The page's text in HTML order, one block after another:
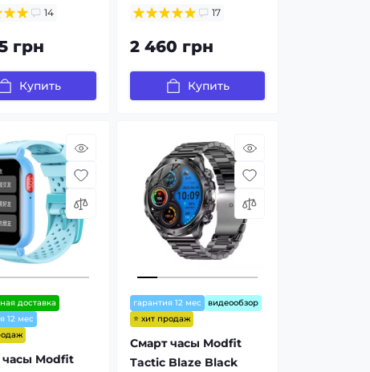
14
грн
Купить
17
2 460 грн
Купить
доставка
12 мес
часы Modfit
гарантия 12 мес
видеообзор
⭐ хит продаж
Смарт часы Modfit
Tactic Blaze Black